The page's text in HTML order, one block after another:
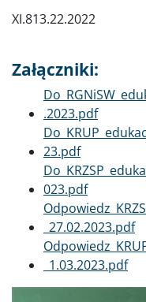
XI.813.22.2022
Załączniki:
Dokument
.2023.pdf
Dokument
23.pdf
Dokument
023.pdf
Dokument
_27.02.2023.pdf
Dokument
_1.03.2023.pdf